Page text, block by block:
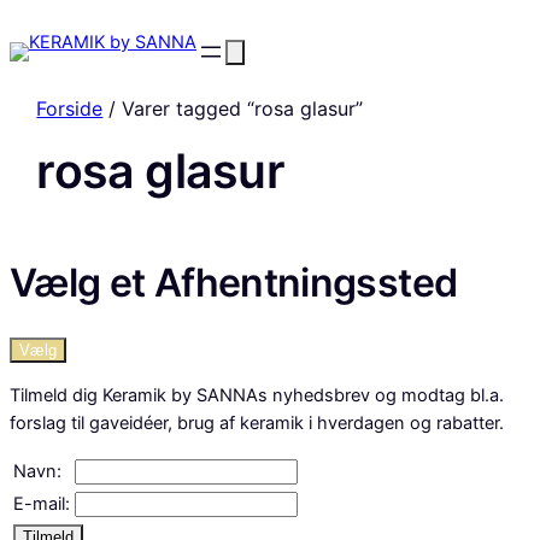
Forside / Varer tagged “rosa glasur”
rosa glasur
Vælg et Afhentningssted
Vælg
Tilmeld dig Keramik by SANNAs nyhedsbrev og modtag bl.a.
forslag til gaveidéer, brug af keramik i hverdagen og rabatter.
Navn:
E-mail: